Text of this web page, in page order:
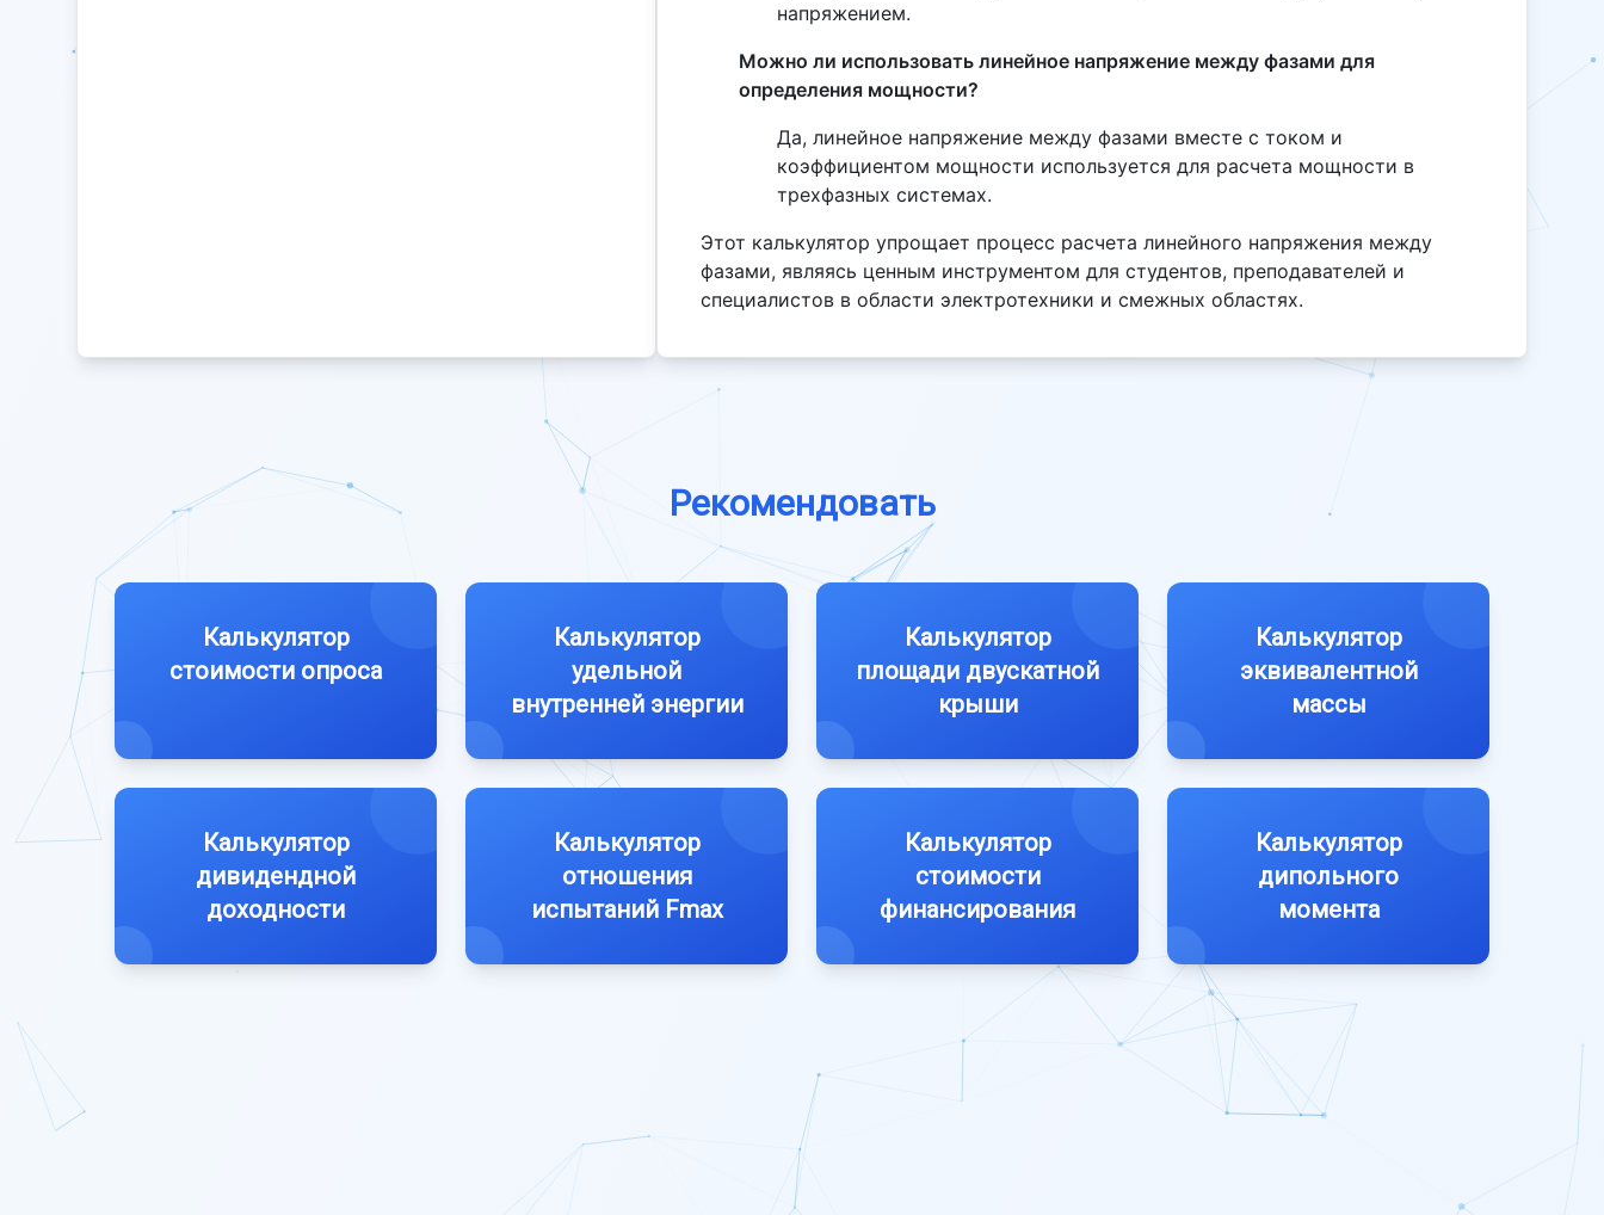
напряжением.
Можно ли использовать линейное напряжение между фазами для
определения мощности?
Да, линейное напряжение между фазами вместе с током и
коэффициентом мощности используется для расчета мощности в
трехфазных системах.
Этот калькулятор упрощает процесс расчета линейного напряжения между
фазами, являясь ценным инструментом для студентов, преподавателей и
специалистов в области электротехники и смежных областях.
Рекомендовать
Калькулятор
стоимости опроса
Калькулятор
удельной
внутренней энергии
Калькулятор
площади двускатной
крыши
Калькулятор
эквивалентной
массы
Калькулятор
дивидендной
доходности
Калькулятор
отношения
испытаний Fmax
Калькулятор
стоимости
финансирования
Калькулятор
дипольного
момента